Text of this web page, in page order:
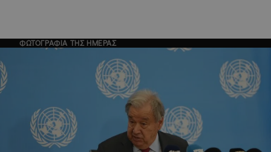
ΦΩΤΟΓΡΑΦΙΑ ΤΗΣ ΗΜΕΡΑΣ